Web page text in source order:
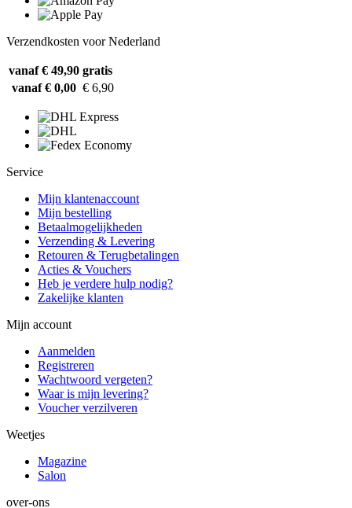
Verzendkosten voor Nederland
vanaf € 49,90 gratis
vanaf € 0,00 € 6,90
Service
Mijn klantenaccount
Mijn bestelling
Betaalmogelijkheden
Verzending & Levering
Retouren & Terugbetalingen
Acties & Vouchers
Heb je verdere hulp nodig?
Zakelijke klanten
Mijn account
Aanmelden
Registreren
Wachtwoord vergeten?
Waar is mijn levering?
Voucher verzilveren
Weetjes
Magazine
Salon
over-ons